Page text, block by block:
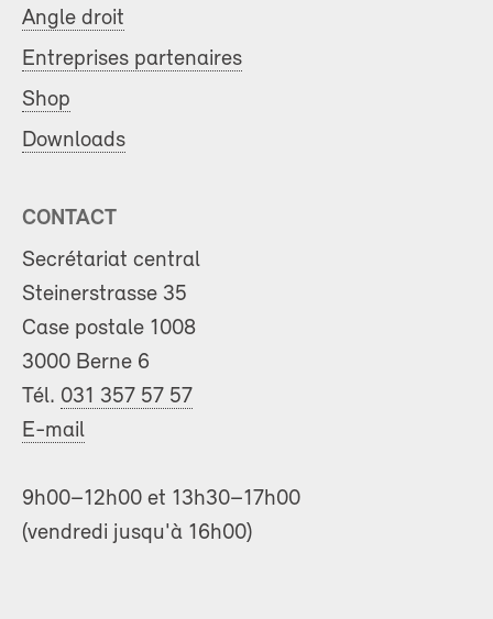
Angle droit
Entreprises partenaires
Shop
Downloads
CONTACT
Secrétariat central
Steinerstrasse 35
Case postale 1008
3000 Berne 6
Tél. 031 357 57 57
E-mail
9h00–12h00 et 13h30–17h00
(vendredi jusqu'à 16h00)